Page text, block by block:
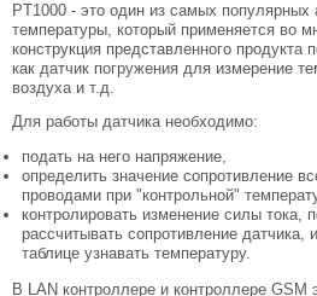
PT1000 - это один из самых популярных
температуры, который применяется во
конструкция представленного продукта
как датчик погружения для измерение
воздуха и т.д.
Для работы датчика необходимо:
подать на него напряжение,
определить значение сопротивление
проводами при "контрольной"
контролировать изменение силы тока,
рассчитывать сопротивление датчика,
таблице узнавать температуру.
В LAN контроллере и контроллере GSM